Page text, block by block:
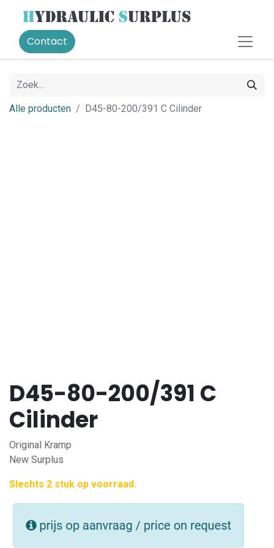
Contact
Alle producten D45-80-200/391 C Cilinder
D45-80-200/391 C
Cilinder
Original Kramp
New Surplus
Slechts 2 stuk op voorraad.